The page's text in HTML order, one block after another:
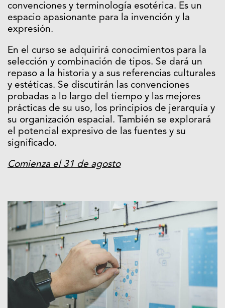
convenciones y terminología esotérica. Es un
espacio apasionante para la invención y la
expresión.
En el curso se adquirirá conocimientos para la
selección y combinación de tipos. Se dará un
repaso a la historia y a sus referencias culturales
y estéticas. Se discutirán las convenciones
probadas a lo largo del tiempo y las mejores
prácticas de su uso, los principios de jerarquía y
su organización espacial. También se explorará
el potencial expresivo de las fuentes y su
significado.
Comienza el 31 de agosto